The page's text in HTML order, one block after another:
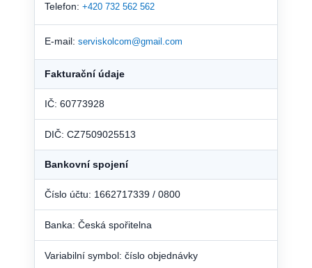
Telefon: +420 732 562 562
E-mail: serviskolcom@gmail.com
Fakturační údaje
IČ: 60773928
DIČ: CZ7509025513
Bankovní spojení
Číslo účtu: 1662717339 / 0800
Banka: Česká spořitelna
Variabilní symbol: číslo objednávky